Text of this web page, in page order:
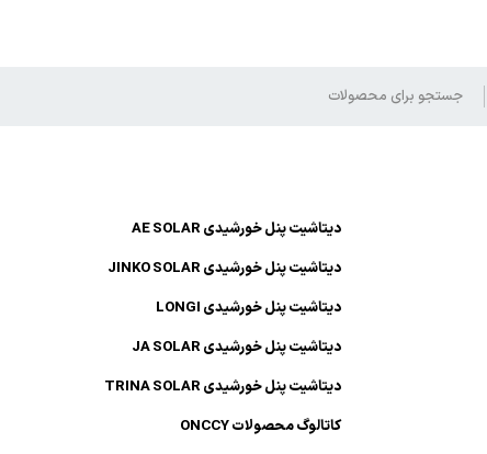
دیتاشیت پنل خورشیدی AE SOLAR
دیتاشیت پنل خورشیدی JINKO SOLAR
دیتاشیت پنل خورشیدی LONGI
دیتاشیت پنل خورشیدی JA SOLAR
دیتاشیت پنل خورشیدی TRINA SOLAR
کاتالوگ محصولات ONCCY